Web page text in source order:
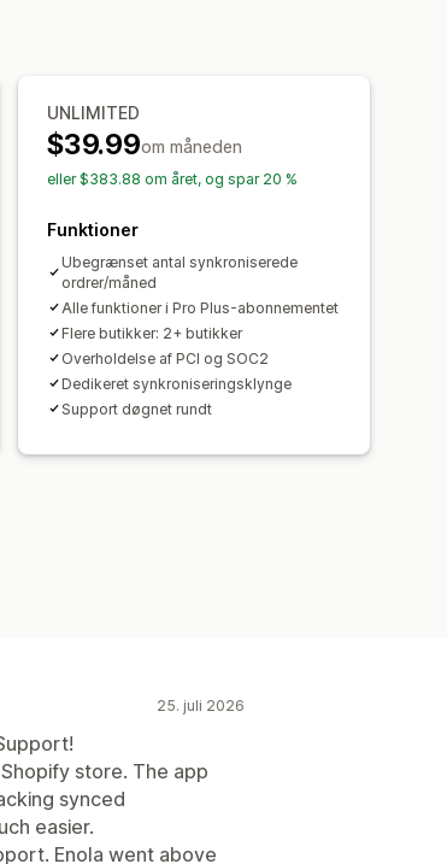
UNLIMITED
$39.99om måneden
eller $383.88 om året, og spar 20 %
Funktioner
Ubegrænset antal synkroniserede
ordrer/måned
Alle funktioner i Pro Plus-abonnementet
Flere butikker: 2+ butikker
Overholdelse af PCI og SOC2
Dedikeret synkroniseringsklynge
Support døgnet rundt
25. juli 2026
store. The app
synced
easier.
Enola went above